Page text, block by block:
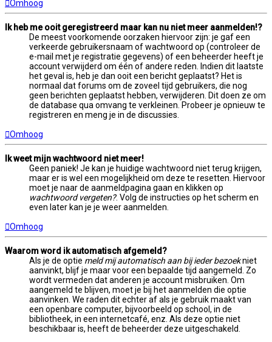
Omhoog
Ik heb me ooit geregistreerd maar kan nu niet meer aanmelden!?
De meest voorkomende oorzaken hiervoor zijn: je gaf een
verkeerde gebruikersnaam of wachtwoord op (controleer de
e-mail met je registratie gegevens) of een beheerder heeft je
account verwijderd om één of andere reden. Indien dit laatste
het geval is, heb je dan ooit een bericht geplaatst? Het is
normaal dat forums om de zoveel tijd gebruikers, die nog
geen berichten geplaatst hebben, verwijderen. Dit doen ze om
de database qua omvang te verkleinen. Probeer je opnieuw te
registreren en meng je in de discussies.
Omhoog
Ik weet mijn wachtwoord niet meer!
Geen paniek! Je kan je huidige wachtwoord niet terug krijgen,
maar er is wel een mogelijkheid om deze te resetten. Hiervoor
moet je naar de aanmeldpagina gaan en klikken op
wachtwoord vergeten?. Volg de instructies op het scherm en
even later kan je je weer aanmelden.
Omhoog
Waarom word ik automatisch afgemeld?
Als je de optie meld mij automatisch aan bij ieder bezoekniet
aanvinkt, blijf je maar voor een bepaalde tijd aangemeld. Zo
wordt vermeden dat anderen je account misbruiken. Om
aangemeld te blijven, moet je bij het aanmelden die optie
aanvinken. We raden dit echter af als je gebruik maakt van
een openbare computer, bijvoorbeeld op school, in de
bibliotheek, in een internetcafé, enz. Als deze optie niet
beschikbaar is, heeft de beheerder deze uitgeschakeld.